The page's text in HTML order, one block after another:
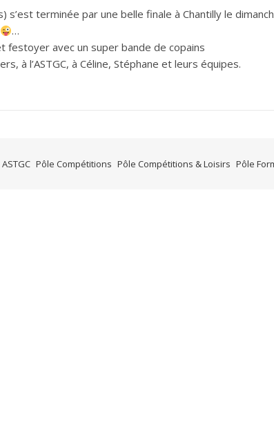
s’est terminée par une belle finale à Chantilly le
…
avec un super bande de copains
à l’ASTGC, à Céline, Stéphane et leurs équipes.
ASTGC Pôle Compétitions Pôle Compétitions & Loisirs Pôle